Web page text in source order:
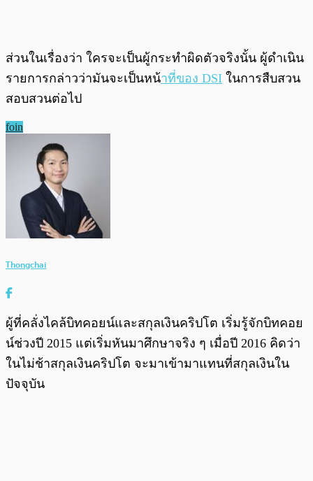
ส่วนในเรื่องว่า ใครจะเป็นผู้กระทำผิดตัวจริงนั้น ผู้ดำเนิน
รายการกล่าวว่ามันจะเป็นหน้าที่ของ DSI ในการสืบสวน
สอบสวนต่อไป
foin
Thongchai
ผู้ที่คลั่งไคล้บิทคอยน์และสกุลเงินคริปโต เริ่มรู้จักบิทคอย
น์ช่วงปี 2015 แต่เริ่มหันมาศึกษาจริง ๆ เมื่อปี 2016 คิดว่า
ในไม่ช้าสกุลเงินคริปโต จะมาเข้ามาแทนที่สกุลเงินใน
ปัจจุบัน